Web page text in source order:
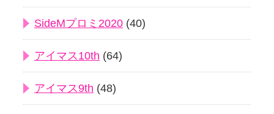
SideMプロミ2020 (40)
アイマス10th (64)
アイマス9th (48)